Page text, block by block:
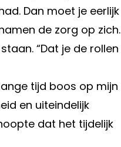
Dan moet je eerlijk
de zorg op zich.
“Dat je de rollen
tijd boos op mijn
en uiteindelijk
dat het tijdelijk